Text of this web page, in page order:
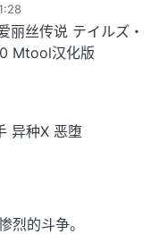
丽丝传说 テイルズ・
Mtool汉化版
异种X 恶堕
烈的斗争。